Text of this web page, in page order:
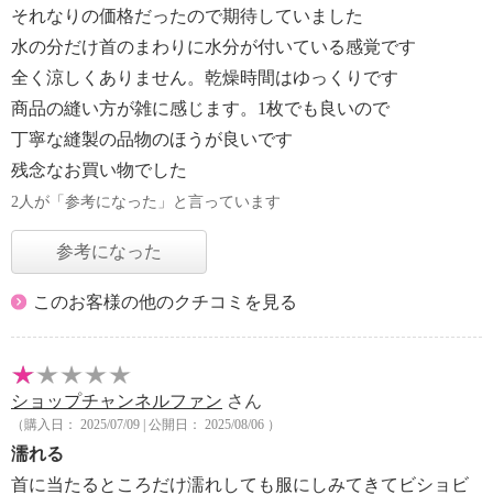
それなりの価格だったので期待していました
水の分だけ首のまわりに水分が付いている感覚です
全く涼しくありません。乾燥時間はゆっくりです
商品の縫い方が雑に感じます。1枚でも良いので
丁寧な縫製の品物のほうが良いです
残念なお買い物でした
2人が「参考になった」と言っています
参考になった
このお客様の他のクチコミを見る
ショップチャンネルファン さん
（購入日： 2025/07/09 | 公開日： 2025/08/06 ）
濡れる
首に当たるところだけ濡れしても服にしみてきてビショビ